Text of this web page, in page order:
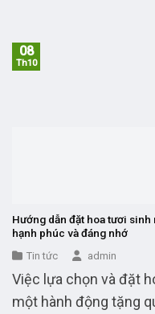
Hướng dẫn đặt hoa tươi
hạnh phúc và đáng nhớ
Tin tức admin
Việc lựa chọn và đặt
một hành động tặng
08
Th10